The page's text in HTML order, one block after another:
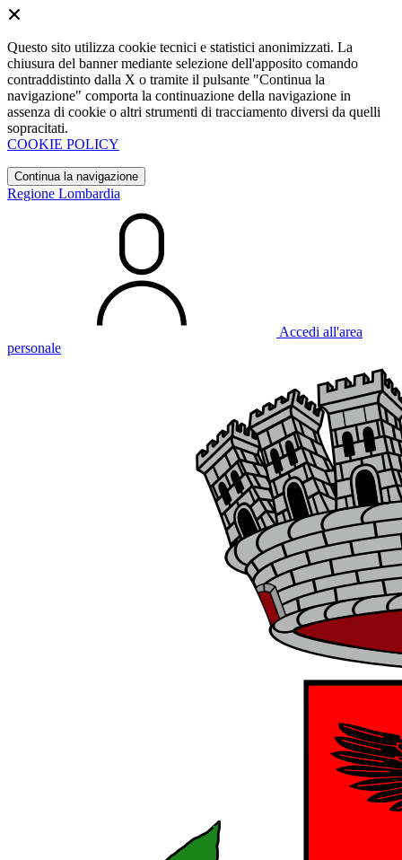
Questo sito utilizza cookie tecnici e statistici anonimizzati. La
chiusura del banner mediante selezione dell'apposito comando
contraddistinto dalla X o tramite il pulsante "Continua la
navigazione" comporta la continuazione della navigazione in
assenza di cookie o altri strumenti di tracciamento diversi da quelli
sopracitati.
COOKIE POLICY
Continua la navigazione
Regione Lombardia
Accedi all'area
personale